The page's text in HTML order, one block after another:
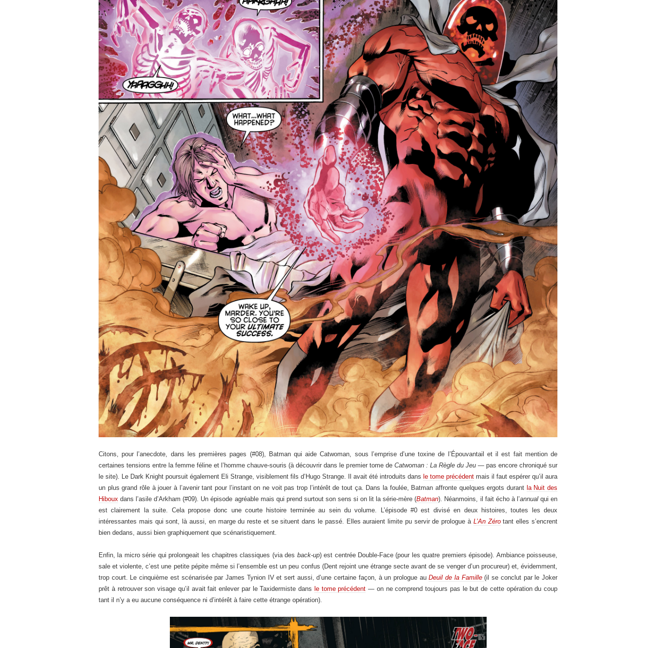
Citons, pour l’anecdote, dans les premières pages (#08), Batman qui aide Catwoman, sous l’emprise d’une toxine de l’Épouvantail et il est fait mention de
certaines tensions entre la femme féline et l’homme chauve-souris (à découvrir dans le premier tome de Catwoman : La Règle du Jeu— pas encore chroniqué sur
le site). Le Dark Knight poursuit également Eli Strange, visiblement fils d’Hugo Strange. Il avait été introduits dans le tome précédent mais il faut espérer qu’il aura
un plus grand rôle à jouer à l’avenir tant pour l’instant on ne voit pas trop l’intérêt de tout ça. Dans la foulée, Batman affronte quelques ergots durant la Nuit des
Hiboux dans l’asile d’Arkham (#09). Un épisode agréable mais qui prend surtout son sens si on lit la série-mère (Batman). Néanmoins, il fait écho à l’annualqui en
est clairement la suite. Cela propose donc une courte histoire terminée au sein du volume. L’épisode #0 est divisé en deux histoires, toutes les deux
intéressantes mais qui sont, là aussi, en marge du reste et se situent dans le passé. Elles auraient limite pu servir de prologue à L’An Zérotant elles s’encrent
bien dedans, aussi bien graphiquement que scénaristiquement.
Enfin, la micro série qui prolongeait les chapitres classiques (via des back-up) est centrée Double-Face (pour les quatre premiers épisode). Ambiance poisseuse,
sale et violente, c’est une petite pépite même si l’ensemble est un peu confus (Dent rejoint une étrange secte avant de se venger d’un procureur) et, évidemment,
trop court. Le cinquième est scénarisée par James Tynion IV et sert aussi, d’une certaine façon, à un prologue auDeuil de la Famille (il se conclut par le Joker
prêt à retrouver son visage qu’il avait fait enlever par le Taxidermiste dans le tome précédent — on ne comprend toujours pas le but de cette opération du coup
tant il n’y a eu aucune conséquence ni d’intérêt à faire cette étrange opération).